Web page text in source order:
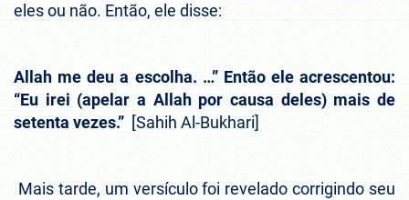
eles ou não. Então, ele disse:
Allah me deu a escolha. …” Então ele acrescentou:
“Eu irei (apelar a Allah por causa deles) mais de
setenta vezes.” [Sahih Al-Bukhari]
Mais tarde, um versículo foi revelado corrigindo seu